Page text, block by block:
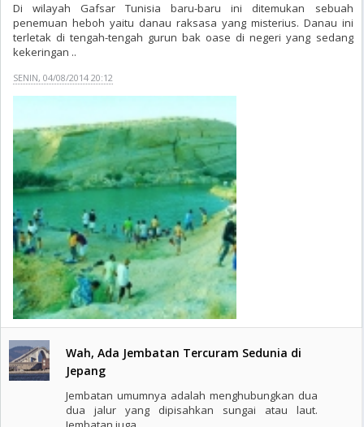
Di wilayah Gafsar Tunisia baru-baru ini ditemukan sebuah
penemuan heboh yaitu danau raksasa yang misterius. Danau ini
terletak di tengah-tengah gurun bak oase di negeri yang sedang
kekeringan ..
SENIN, 04/08/2014 20:12
Wah, Ada Jembatan Tercuram Sedunia di
Jepang
Jembatan umumnya adalah menghubungkan dua
dua jalur yang dipisahkan sungai atau laut.